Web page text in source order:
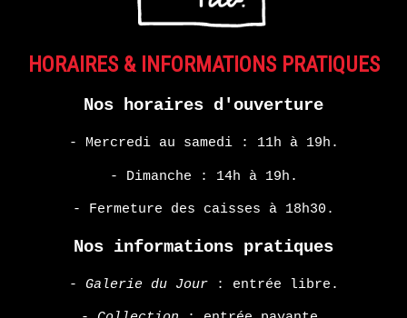
HORAIRES & INFORMATIONS PRATIQUES
Nos horaires d'ouverture
- Mercredi au samedi : 11h à 19h.
- Dimanche : 14h à 19h.
- Fermeture des caisses à 18h30.
Nos informations pratiques
- Galerie du Jour: entrée libre.